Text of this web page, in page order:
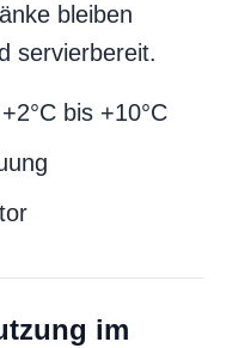
bleiben
servierbereit.
bis +10°C
im